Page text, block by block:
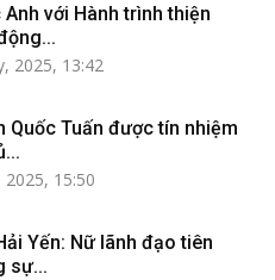
Anh với Hành trình thiện
2025, 13:42
Quốc Tuấn được tín nhiệm
15:50
Yến: Nữ lãnh đạo tiên
sự...